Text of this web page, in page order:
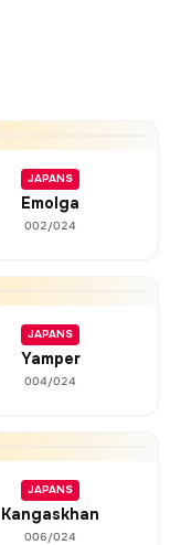
JAPANS
Emolga
002/024
JAPANS
Yamper
004/024
JAPANS
Kangaskhan
006/024